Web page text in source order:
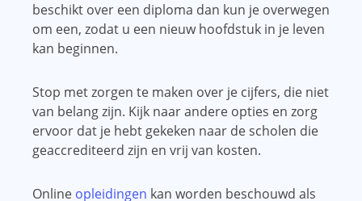
beschikt over een diploma dan kun je overwegen
om een, zodat u een nieuw hoofdstuk in je leven
kan beginnen.
Stop met zorgen te maken over je cijfers, die niet
van belang zijn. Kijk naar andere opties en zorg
ervoor dat je hebt gekeken naar de scholen die
geaccrediteerd zijn en vrij van kosten.
Online opleidingen kan worden beschouwd als